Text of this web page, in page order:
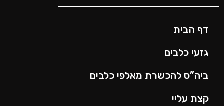
דף הבית
גזעי כלבים
ביה”ס להכשרת מאלפי כלבים
קצת עליי